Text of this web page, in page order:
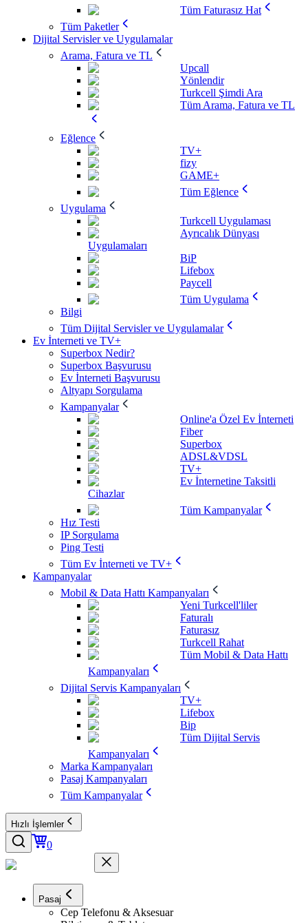
Tüm Faturasız Hat
Tüm Paketler
Dijital Servisler ve Uygulamalar
Arama, Fatura ve TL
Upcall
Yönlendir
Turkcell Şimdi Ara
Tüm Arama, Fatura ve TL
Eğlence
TV+
fizy
GAME+
Tüm Eğlence
Uygulama
Turkcell Uygulaması
Ayrıcalık Dünyası
Uygulamaları
BiP
Lifebox
Paycell
Tüm Uygulama
Bilgi
Tüm Dijital Servisler ve Uygulamalar
Ev İnterneti ve TV+
Superbox Nedir?
Superbox Başvurusu
Ev İnterneti Başvurusu
Altyapı Sorgulama
Kampanyalar
Online'a Özel Ev İnterneti
Fiber
Superbox
ADSL&VDSL
TV+
Ev İnternetine Taksitli
Cihazlar
Tüm Kampanyalar
Hız Testi
IP Sorgulama
Ping Testi
Tüm Ev İnterneti ve TV+
Kampanyalar
Mobil & Data Hattı Kampanyaları
Yeni Turkcell'liler
Faturalı
Faturasız
Turkcell Rahat
Tüm Mobil & Data Hattı
Kampanyaları
Dijital Servis Kampanyaları
TV+
Lifebox
Bip
Tüm Dijital Servis
Kampanyaları
Marka Kampanyaları
Pasaj Kampanyaları
Tüm Kampanyalar
Hızlı İşlemler
0
Pasaj
Cep Telefonu & Aksesuar